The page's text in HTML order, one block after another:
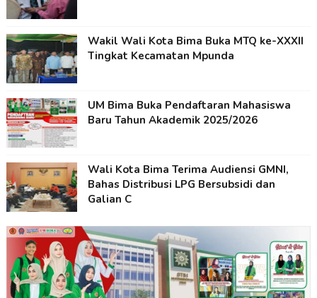
Wakil Wali Kota Bima Buka MTQ ke-XXXII
Tingkat Kecamatan Mpunda
UM Bima Buka Pendaftaran Mahasiswa
Baru Tahun Akademik 2025/2026
Wali Kota Bima Terima Audiensi GMNI,
Bahas Distribusi LPG Bersubsidi dan
Galian C